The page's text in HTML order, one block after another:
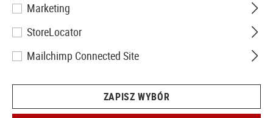
Marketing
StoreLocator
Mailchimp Connected Site
ZAPISZ WYBÓR